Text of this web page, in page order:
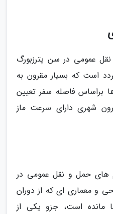
عمومی در سن پترزبورگ
است که بسیار مقرون به
براساس فاصله سفر تعیین
شهری دارای سرعت ماز
های حمل و نقل عمومی در
و معماری ای که از دوران
مانده است، جزو یکی از